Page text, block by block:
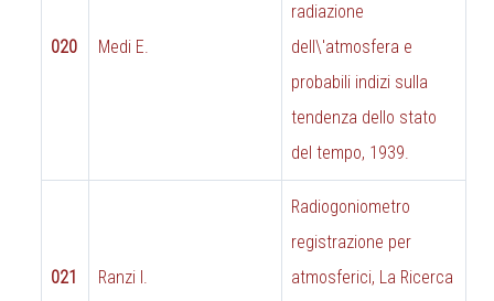
020 Medi E.
radiazione
dell\'atmosfera e
probabili indizi sulla
tendenza dello stato
del tempo, 1939.
021 Ranzi I.
Radiogoniometro
registrazione per
atmosferici, La Ricerca